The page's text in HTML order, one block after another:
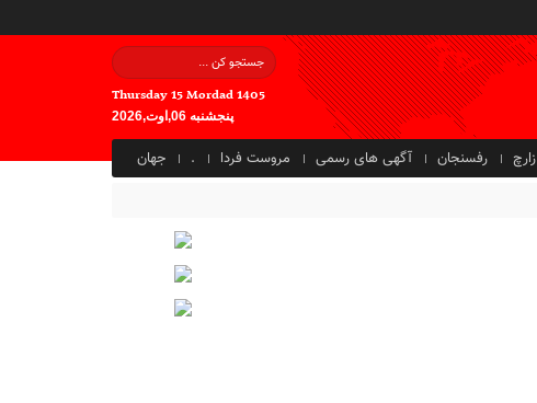
Thursday 15 Mordad 1405
پنجشنبه 06,اوت,2026
زارچ رفسنجان آگهی های رسمی مروست فردا . جهان